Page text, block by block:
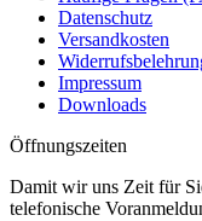
Datenschutz
Versandkosten
Impressum
Downloads
Öffnungszeiten
Damit wir uns Zeit für
telefonische